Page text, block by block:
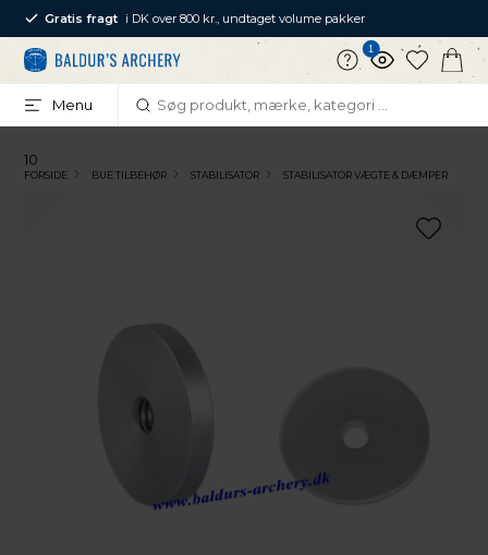
Gratis fragt i DK over 800 kr., undtaget volume pakker
1
Menu
10
FORSIDE BUE TILBEHØR STABILISATOR STABILISATOR VÆGTE & DÆMPER